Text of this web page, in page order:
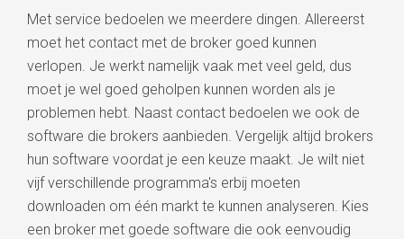
Met service bedoelen we meerdere dingen. Allereerst
moet het contact met de broker goed kunnen
verlopen. Je werkt namelijk vaak met veel geld, dus
moet je wel goed geholpen kunnen worden als je
problemen hebt. Naast contact bedoelen we ook de
software die brokers aanbieden. Vergelijk altijd brokers
hun software voordat je een keuze maakt. Je wilt niet
vijf verschillende programma's erbij moeten
downloaden om één markt te kunnen analyseren. Kies
een broker met goede software die ook eenvoudig